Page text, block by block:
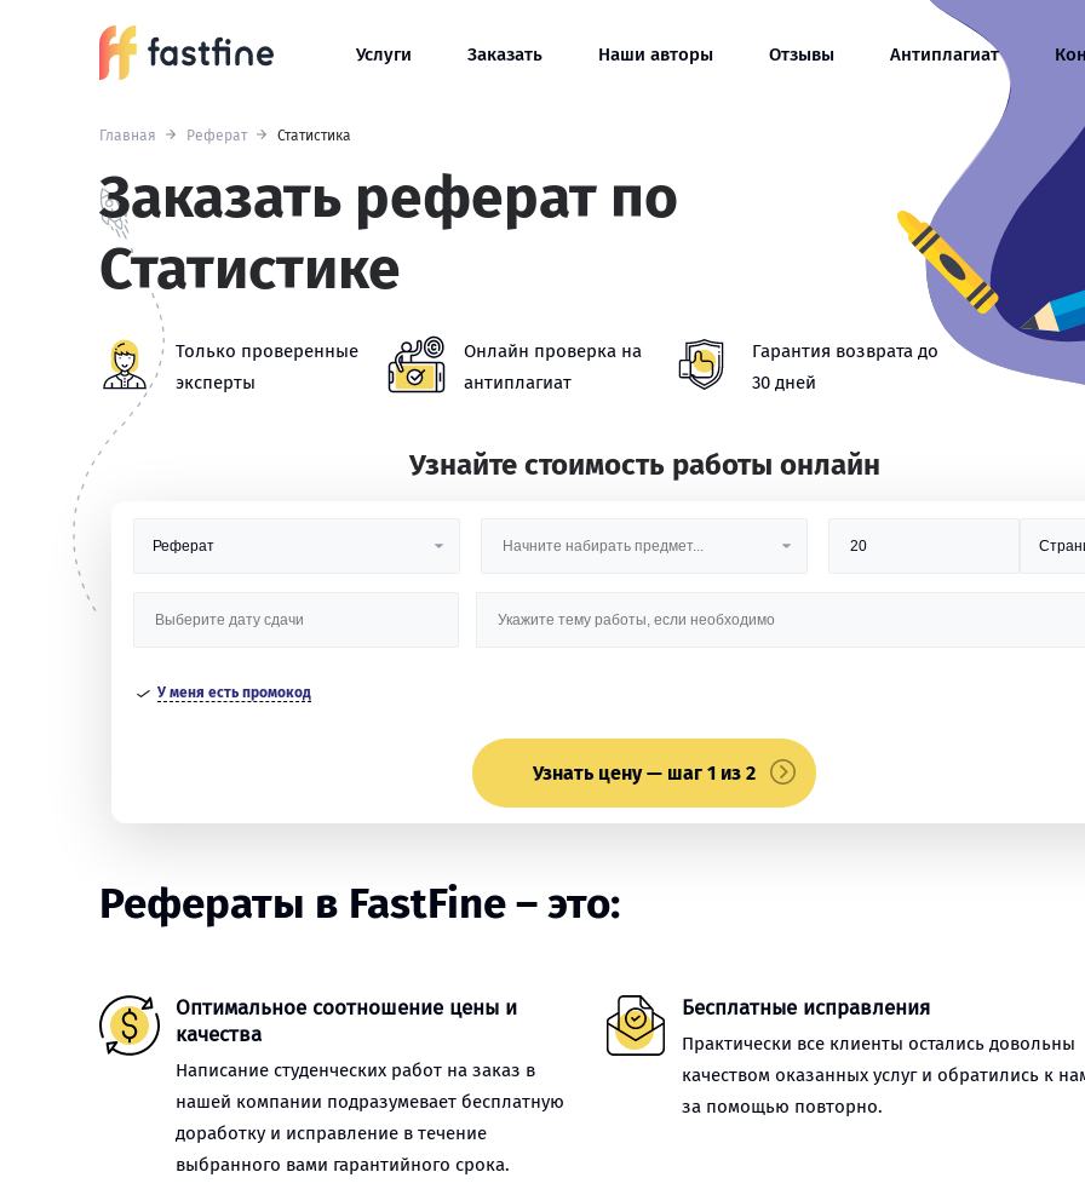
Услуги Заказать Наши авторы Отзывы Антиплагиат
Главная Реферат Статистика
Заказать реферат по
Статистике
Только проверенные
эксперты
Онлайн проверка на
антиплагиат
Гарантия возврата до
30 дней
Узнайте стоимость работы онлайн
У меня есть промокод
Узнать цену — шаг 1 из 2
Рефераты в FastFine – это:
Оптимальное соотношение цены и
качества
Написание студенческих работ на заказ в
нашей компании подразумевает бесплатную
доработку и исправление в течение
выбранного вами гарантийного срока.
Бесплатные исправления
Практически все клиенты остались довольны
качеством оказанных услуг и обратились к
за помощью повторно.